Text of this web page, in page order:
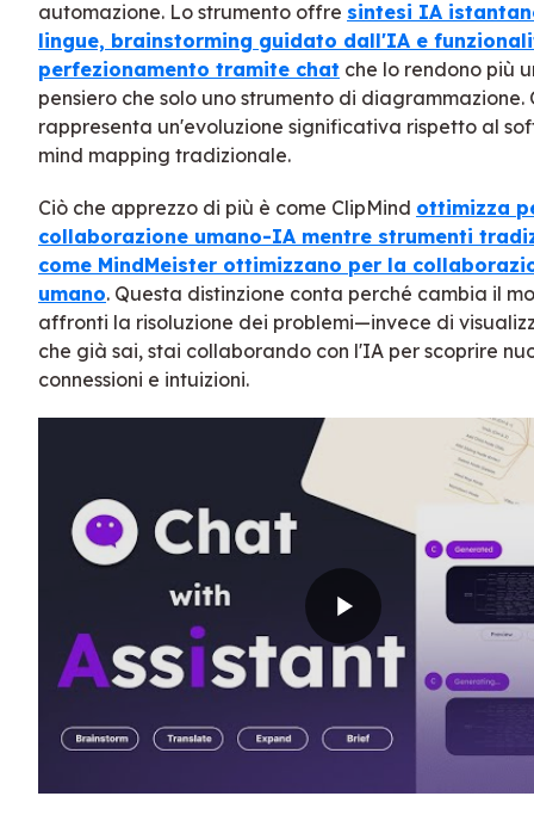
automazione. Lo strumento offre sintesi IA
lingue, brainstorming guidato dall'IA e
perfezionamento tramite chat che lo rendono più
pensiero che solo uno strumento di diagrammazione.
rappresenta un'evoluzione significativa rispetto al
mind mapping tradizionale.
Ciò che apprezzo di più è come ClipMind ottimizza
collaborazione umano-IA mentre strumenti
come MindMeister ottimizzano per la
umano. Questa distinzione conta perché cambia il
affronti la risoluzione dei problemi—invece di
che già sai, stai collaborando con l'IA per scoprire
connessioni e intuizioni.